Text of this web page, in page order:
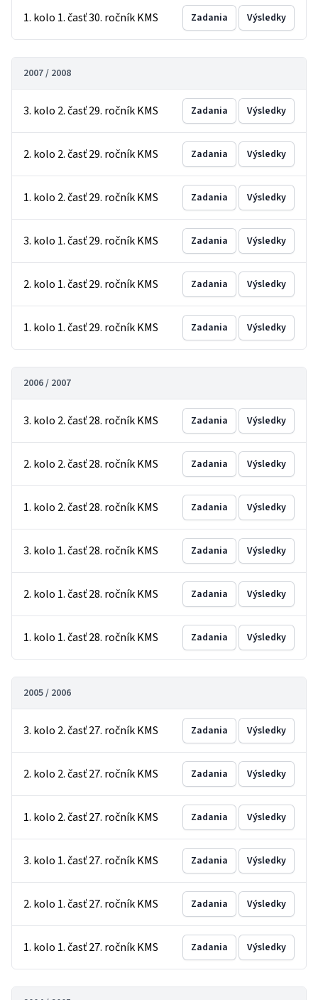
1. kolo 1. časť 30. ročník KMS Zadania Výsledky
2007 / 2008
3. kolo 2. časť 29. ročník KMS Zadania Výsledky
2. kolo 2. časť 29. ročník KMS Zadania Výsledky
1. kolo 2. časť 29. ročník KMS Zadania Výsledky
3. kolo 1. časť 29. ročník KMS Zadania Výsledky
2. kolo 1. časť 29. ročník KMS Zadania Výsledky
1. kolo 1. časť 29. ročník KMS Zadania Výsledky
2006 / 2007
3. kolo 2. časť 28. ročník KMS Zadania Výsledky
2. kolo 2. časť 28. ročník KMS Zadania Výsledky
1. kolo 2. časť 28. ročník KMS Zadania Výsledky
3. kolo 1. časť 28. ročník KMS Zadania Výsledky
2. kolo 1. časť 28. ročník KMS Zadania Výsledky
1. kolo 1. časť 28. ročník KMS Zadania Výsledky
2005 / 2006
3. kolo 2. časť 27. ročník KMS Zadania Výsledky
2. kolo 2. časť 27. ročník KMS Zadania Výsledky
1. kolo 2. časť 27. ročník KMS Zadania Výsledky
3. kolo 1. časť 27. ročník KMS Zadania Výsledky
2. kolo 1. časť 27. ročník KMS Zadania Výsledky
1. kolo 1. časť 27. ročník KMS Zadania Výsledky